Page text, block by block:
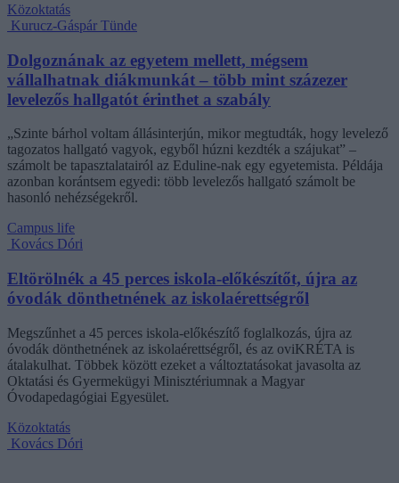
Közoktatás
Kurucz-Gáspár Tünde
Dolgoznának az egyetem mellett, mégsem
vállalhatnak diákmunkát – több mint százezer
levelezős hallgatót érinthet a szabály
„Szinte bárhol voltam állásinterjún, mikor megtudták, hogy levelező
tagozatos hallgató vagyok, egyből húzni kezdték a szájukat” –
számolt be tapasztalatairól az Eduline-nak egy egyetemista. Példája
azonban korántsem egyedi: több levelezős hallgató számolt be
hasonló nehézségekről.
Campus life
Kovács Dóri
Eltörölnék a 45 perces iskola-előkészítőt, újra az
óvodák dönthetnének az iskolaérettségről
Megszűnhet a 45 perces iskola-előkészítő foglalkozás, újra az
óvodák dönthetnének az iskolaérettségről, és az oviKRÉTA is
átalakulhat. Többek között ezeket a változtatásokat javasolta az
Oktatási és Gyermekügyi Minisztériumnak a Magyar
Óvodapedagógiai Egyesület.
Közoktatás
Kovács Dóri